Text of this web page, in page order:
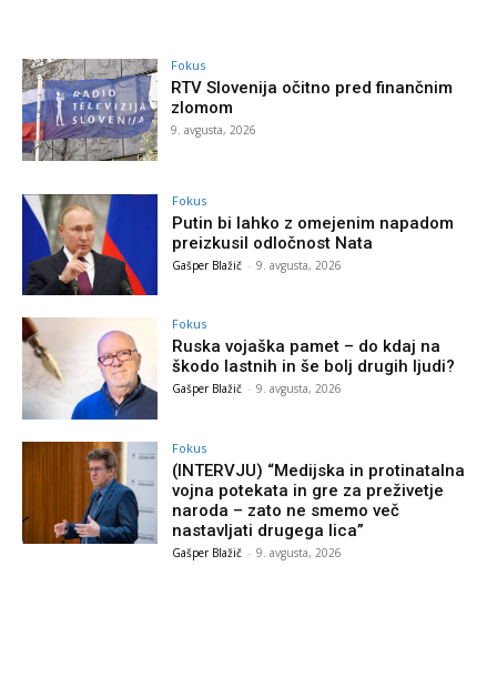
Fokus
RTV Slovenija očitno pred finančnim
zlomom
9. avgusta, 2026
Fokus
Putin bi lahko z omejenim napadom
preizkusil odločnost Nata
Gašper Blažič - 9. avgusta, 2026
Fokus
Ruska vojaška pamet – do kdaj na
škodo lastnih in še bolj drugih ljudi?
Gašper Blažič - 9. avgusta, 2026
Fokus
(INTERVJU) “Medijska in protinatalna
vojna potekata in gre za preživetje
naroda – zato ne smemo več
nastavljati drugega lica”
Gašper Blažič - 9. avgusta, 2026